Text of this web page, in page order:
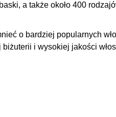
a także około 400
o bardziej popularnych
biżuterii i wysokiej jakości